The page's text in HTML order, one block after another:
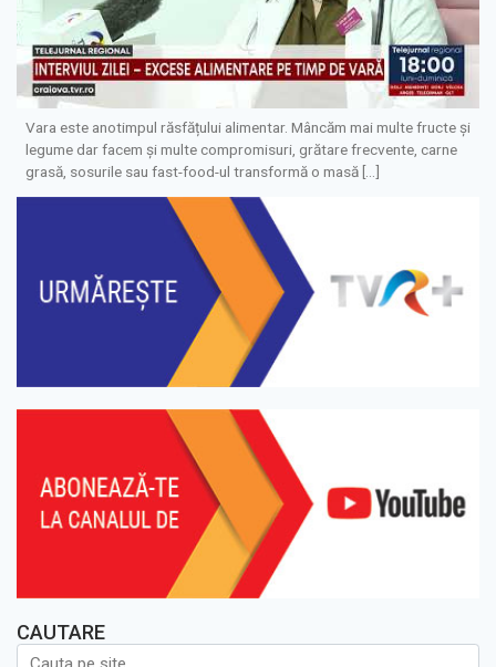
Vara este anotimpul răsfățului alimentar. Mâncăm mai multe fructe și
legume dar facem și multe compromisuri, grătare frecvente, carne
grasă, sosurile sau fast-food-ul transformă o masă […]
CAUTARE